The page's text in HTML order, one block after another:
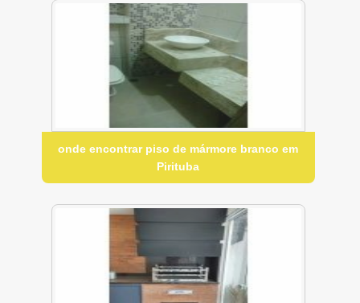
onde encontrar piso de mármore branco em
Pirituba